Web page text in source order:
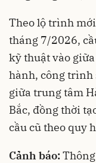
Theo lộ trình
tháng 7/2026,
kỹ thuật vào
hành, công trình
giữa trung tâm
Bắc, đồng thời
cầu cũ theo quy
Cảnh báo: